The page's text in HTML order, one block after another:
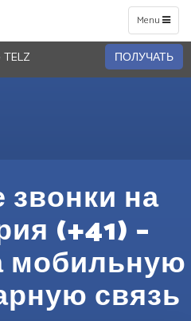
Toggle
navigation
Menu
ПОЛУЧАТЬ
на
(+41) –
связь